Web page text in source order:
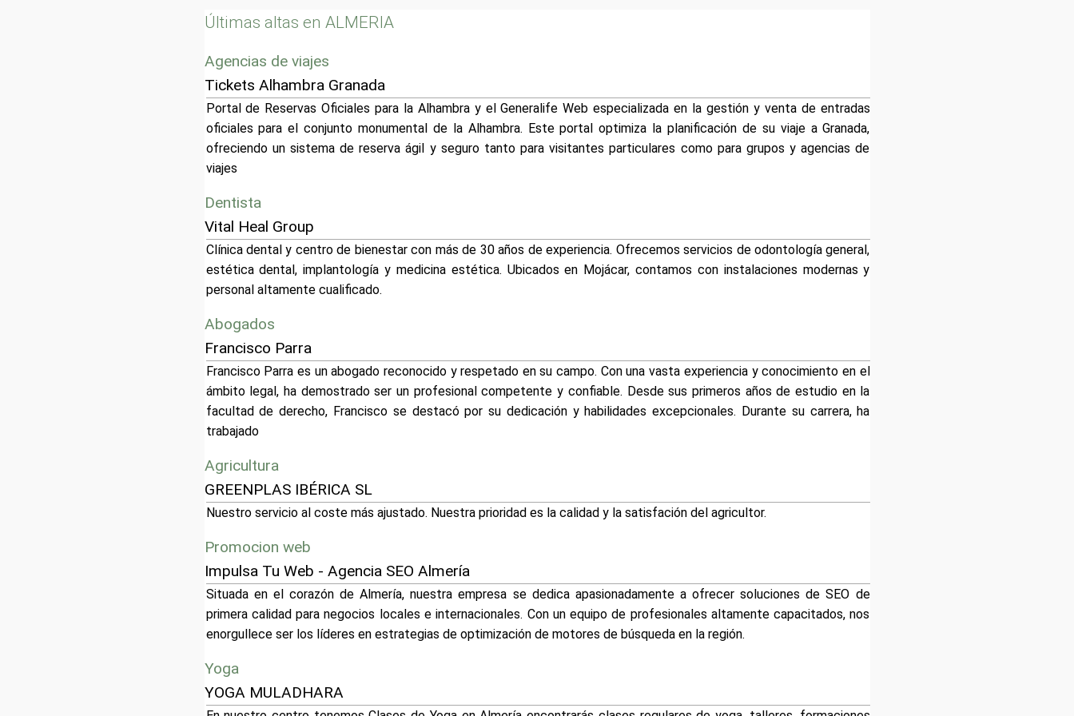
Últimas altas en ALMERIA
Agencias de viajes
Tickets Alhambra Granada
Portal de Reservas Oficiales para la Alhambra y el Generalife Web especializada en la gestión y venta de entradas
oficiales para el conjunto monumental de la Alhambra. Este portal optimiza la planificación de su viaje a Granada,
ofreciendo un sistema de reserva ágil y seguro tanto para visitantes particulares como para grupos y agencias de
viajes
Dentista
Vital Heal Group
Clínica dental y centro de bienestar con más de 30 años de experiencia. Ofrecemos servicios de odontología general,
estética dental, implantología y medicina estética. Ubicados en Mojácar, contamos con instalaciones modernas y
personal altamente cualificado.
Abogados
Francisco Parra
Francisco Parra es un abogado reconocido y respetado en su campo. Con una vasta experiencia y conocimiento en el
ámbito legal, ha demostrado ser un profesional competente y confiable. Desde sus primeros años de estudio en la
facultad de derecho, Francisco se destacó por su dedicación y habilidades excepcionales. Durante su carrera, ha
trabajado
Agricultura
GREENPLAS IBÉRICA SL
Nuestro servicio al coste más ajustado. Nuestra prioridad es la calidad y la satisfación del agricultor.
Promocion web
Impulsa Tu Web - Agencia SEO Almería
Situada en el corazón de Almería, nuestra empresa se dedica apasionadamente a ofrecer soluciones de SEO de
primera calidad para negocios locales e internacionales. Con un equipo de profesionales altamente capacitados, nos
enorgullece ser los líderes en estrategias de optimización de motores de búsqueda en la región.
Yoga
YOGA MULADHARA